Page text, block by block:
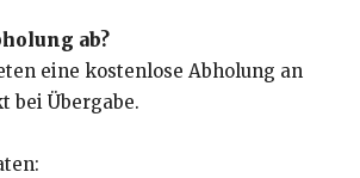
ab?
eine kostenlose Abholung an
bei Übergabe.